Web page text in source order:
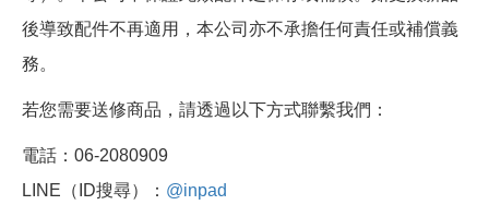
後導致配件不再適用，本公司亦不承擔任何責任或補償義
務。
若您需要送修商品，請透過以下方式聯繫我們：
電話：06-2080909
LINE（ID搜尋）： @inpad